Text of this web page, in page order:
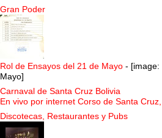
Gran Poder
Rol de Ensayos del 21 de Mayo - [image:
Mayo]
Carnaval de Santa Cruz Bolivia
En vivo por internet Corso de Santa
Discotecas, Restaurantes y Pubs